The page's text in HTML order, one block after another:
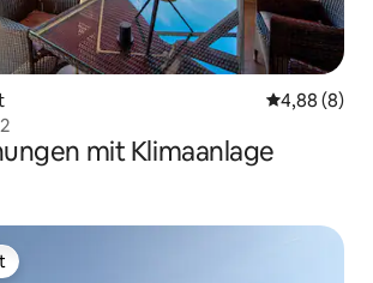
4,88 (8)
mit Klimaanlage